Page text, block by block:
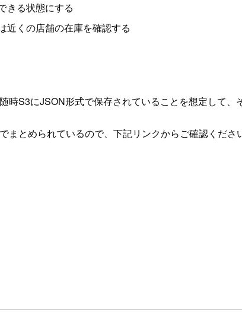
きる状態にする
近くの店舗の在庫を確認する
時S3にJSON形式で保存されていることを想定して、
まとめられているので、下記リンクからご確認くださ